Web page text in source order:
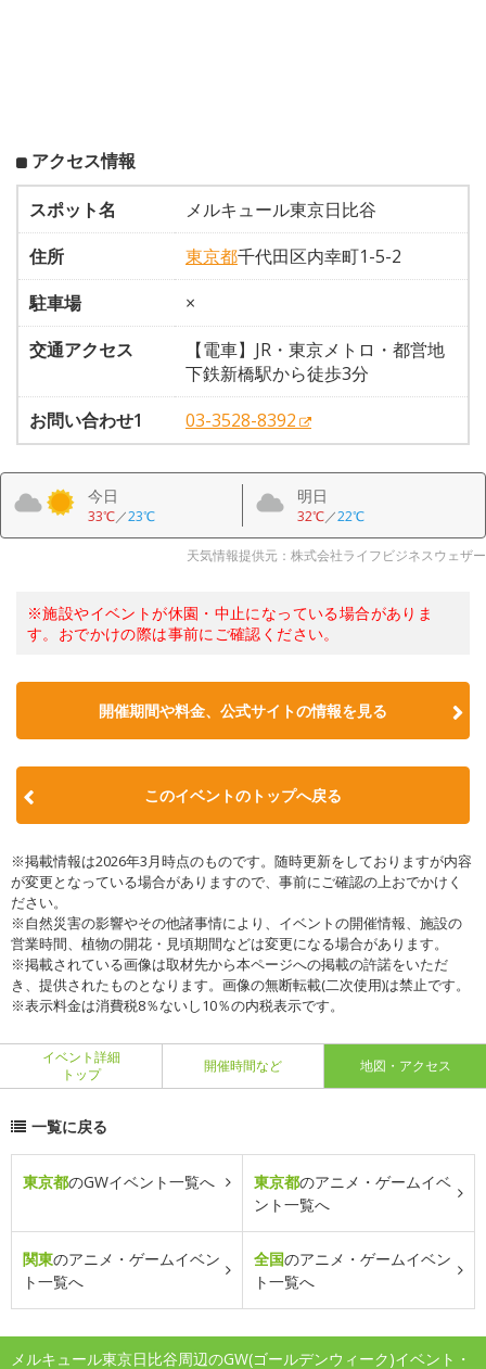
アクセス情報
スポット名
メルキュール東京日比谷
住所
東京都千代田区内幸町1-5-2
駐車場
×
交通アクセス
【電車】JR・東京メトロ・都営地
下鉄新橋駅から徒歩3分
お問い合わせ1
03-3528-8392
今日
33℃／23℃
明日
32℃／22℃
天気情報提供元：株式会社ライフビジネスウェザー
※施設やイベントが休園・中止になっている場合がありま
す。おでかけの際は事前にご確認ください。
開催期間や料金、公式サイトの情報を見る
このイベントのトップへ戻る
※掲載情報は2026年3月時点のものです。随時更新をしておりますが内容
が変更となっている場合がありますので、事前にご確認の上おでかけく
ださい。
※自然災害の影響やその他諸事情により、イベントの開催情報、施設の
営業時間、植物の開花・見頃期間などは変更になる場合があります。
※掲載されている画像は取材先から本ページへの掲載の許諾をいただ
き、提供されたものとなります。画像の無断転載(二次使用)は禁止です。
※表示料金は消費税8％ないし10％の内税表示です。
イベント詳細
トップ
開催時間など 地図・アクセス
一覧に戻る
東京都のGWイベント一覧へ 東京都のアニメ・ゲームイベ
ント一覧へ
関東のアニメ・ゲームイベン
ト一覧へ
全国のアニメ・ゲームイベン
ト一覧へ
メルキュール東京日比谷周辺のGW(ゴールデンウィーク)イベント・